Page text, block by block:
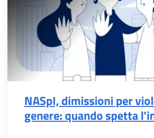
NASpI, dimissioni per
genere: quando spetta